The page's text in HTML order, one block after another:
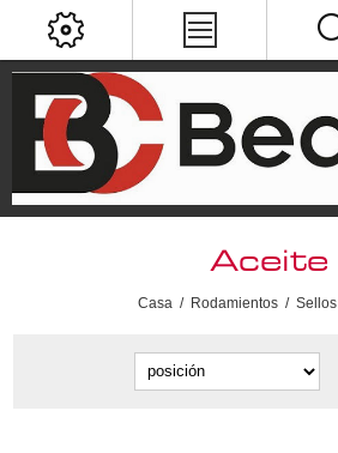
Aceite
Casa / Rodamientos / Sellos